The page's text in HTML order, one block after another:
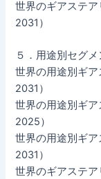
世界のギアステ
2031）
５．用途別セグメ
世界の用途別ギ
2031）
世界の用途別ギ
2025）
世界の用途別ギ
2031）
世界のギアステ